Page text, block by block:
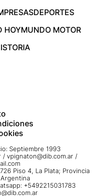
DEPORTES
HOYMUNDO MOTOR
Septiembre 1993
/ vpignaton@dib.com.ar /
Piso 4, La Plata; Provincia
+5492215031783